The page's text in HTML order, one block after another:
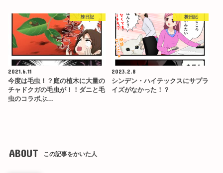
株日記
2021.6.11
今度は毛虫！？庭の植木に大量の
チャドクガの毛虫が！！ダニと毛
虫のコラボぶ…
株日記
2023.2.8
シンデン・ハイテックスにサプラ
イズがなかった！？
ABOUT この記事をかいた人